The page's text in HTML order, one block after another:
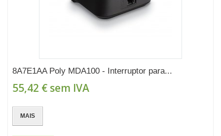
8A7E1AA Poly MDA100 - Interruptor para...
55,42 € sem IVA
MAIS